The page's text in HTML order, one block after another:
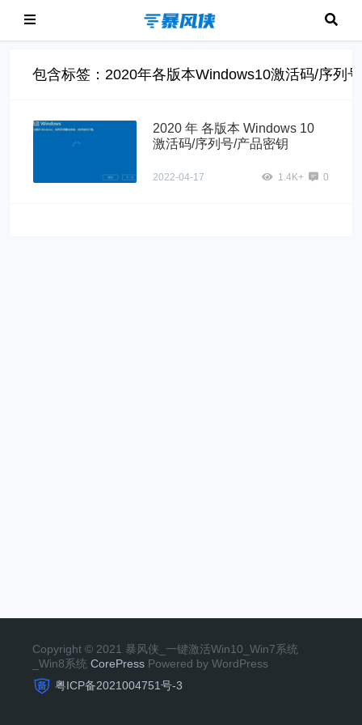
包含标签：2020年各版本Windows10激活码/序列
2020 年 各版本 Windows 10
激活码/序列号/产品密钥
2022-04-17 1.4K+ 0
Copyright © 2021 暴风侠_一键激活Win10_Win7系统
_Win8系统 CorePress Powered by WordPress
粤ICP备2021004751号-3